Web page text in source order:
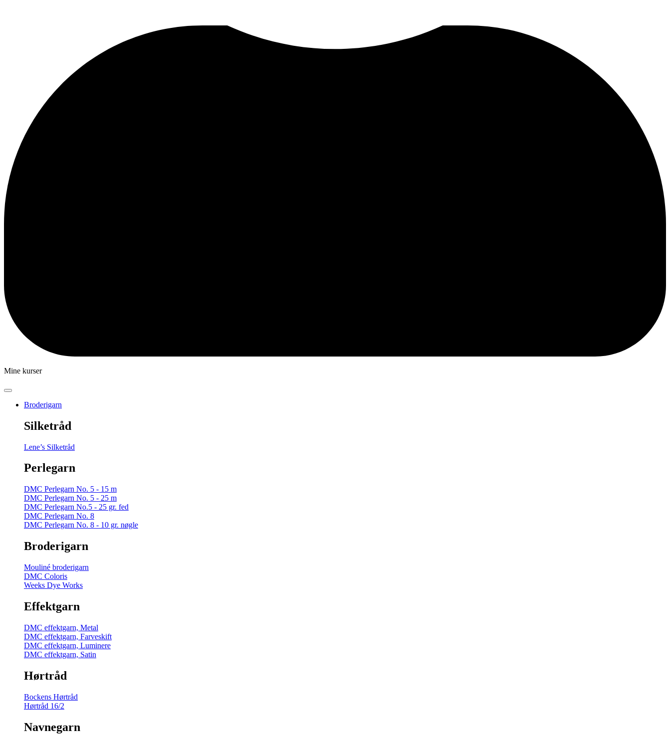
Mine kurser
Broderigarn
Silketråd
Lene’s Silketråd
Perlegarn
DMC Perlegarn No. 5 - 15 m
DMC Perlegarn No. 5 - 25 m
DMC Perlegarn No.5 - 25 gr. fed
DMC Perlegarn No. 8
DMC Perlegarn No. 8 - 10 gr. nøgle
Broderigarn
Mouliné broderigarn
DMC Coloris
Weeks Dye Works
Effektgarn
DMC effektgarn, Metal
DMC effektgarn, Farveskift
DMC effektgarn, Luminere
DMC effektgarn, Satin
Hørtråd
Bockens Hørtråd
Hørtråd 16/2
Navnegarn